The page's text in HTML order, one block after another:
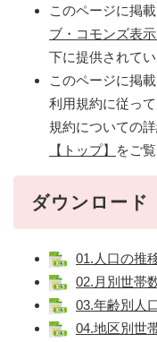
このページに掲
ブ・コモンズ表
下に提供されてい
このページに掲
利用規約に従っ
規約についての詳
【トップ】
をご
ダウンロード
01.人口の推
02.月別世帯
03.年齢別人
04.地区別世